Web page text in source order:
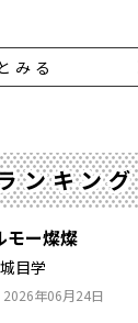
みる
ンキング
モー燦燦
目学
2026年06月24日